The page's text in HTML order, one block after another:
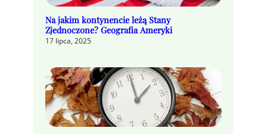
Na jakim kontynencie leżą Stany
Zjednoczone? Geografia Ameryki
17 lipca, 2025